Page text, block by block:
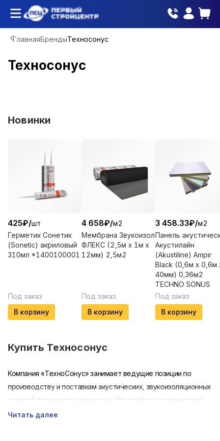
ГлавнаяБрендыТехносонус
Техносонус
Новинки
425₽/шт
Герметик Сонетик
(Sonetic) акриловый
310мл *1400100001
Под заказ
В корзину
4 658₽/м2
Мембрана Звукоизол
ФЛЕКС (2,5м x 1м x
12мм) 2,5м2
Под заказ
В корзину
3 458.33₽/м2
Панель
Акустилайн
(Akustiline) Ampir
Black (0,6м х 0,6м
40мм) 0,36м2
TECHNO SONUS
Под заказ
В корзину
Купить Техносонус
Компания «ТехноСонус» занимает ведущие позиции по
производству и поставкам акустических, звукоизоляционных
изделий различного назначения. Крупнейшее холдинговое
объединение ТехноСонус предлагает купить
Читать далее